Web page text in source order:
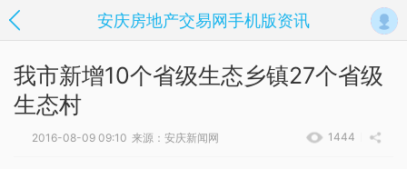
安庆房地产交易网手机版资讯
我市新增10个省级生态乡镇27个省级
生态村
1444
2016-08-09 09:10 来源：安庆新闻网